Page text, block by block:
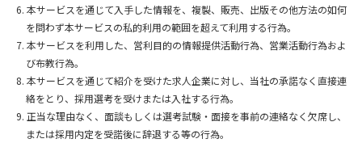
本サービスを通じて入手した情報を、複製、販売、出版その他方法の如何
を問わず本サービスの私的利用の範囲を超えて利用する行為。
本サービスを利用した、営利目的の情報提供活動行為、営業活動行為およ
び布教行為。
本サービスを通じて紹介を受けた求人企業に対し、当社の承諾なく直接連
絡をとり、採用選考を受けまたは入社する行為。
正当な理由なく、面談もしくは選考試験・面接を事前の連絡なく欠席し、
または採用内定を受諾後に辞退する等の行為。